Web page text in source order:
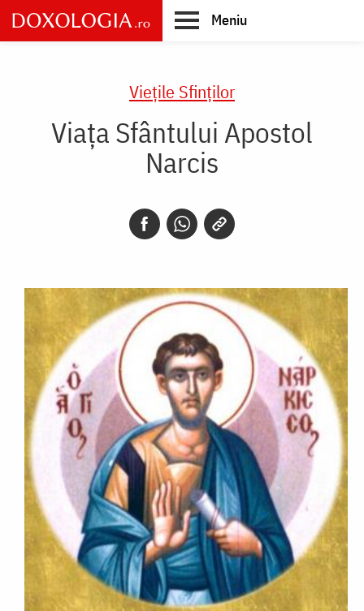
Skip
to
main
Meniu
Vieţile Sfinţilor
Viaţa Sfântului Apostol
Narcis